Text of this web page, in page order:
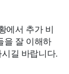
에서 추가 비
을 잘 이해하
길 바랍니다.